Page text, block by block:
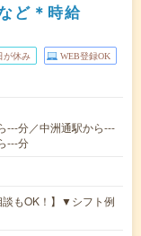
ど＊時給
が休み WEB登録OK
---分／中洲通駅から---
---分
もOK！】▼シフト例